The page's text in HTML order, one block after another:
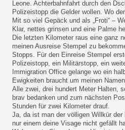
Leone. Achterbahnfahrt durch den
Polizeistopp die Gelder wollen. Wo
Mit so viel Gepäck und als „Froti“ –
Klar, nettes grinsen und eine Palme
Die letzten Kilometer raus eine ganz
meinen Ausreise Stempel zu
Stopps. Für den Einreise Stempel
Polizeistopp, ein Militärstopp, ein
Immigration Office gelange wo ein
Ewigkeiten braucht um meinen
Alle zwei, drei hundert Meter Halten,
brav bedanken und zum nächsten
Stunden für zwei Kilometer drauf.
Ja, da ist man der völligen Willkür
nur einem deine Visage nicht gefällt